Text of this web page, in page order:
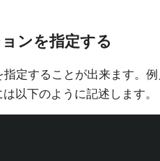
ンを指定する
定することが出来ます。
以下のように記述します。